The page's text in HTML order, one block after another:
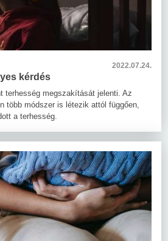
2022.07.24.
kérdés
terhesség megszakítását jelenti. Az
több módszer is létezik attól függően,
a terhesség.